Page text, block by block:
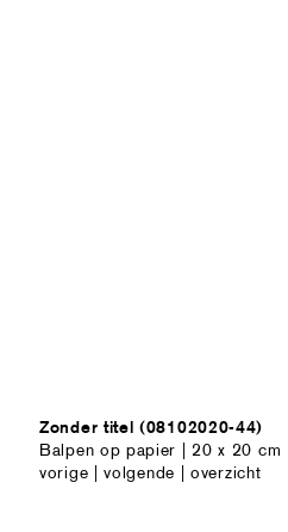
Zonder titel (08102020-44)
Balpen op papier | 20 x 20 cm
vorige |volgende |overzicht